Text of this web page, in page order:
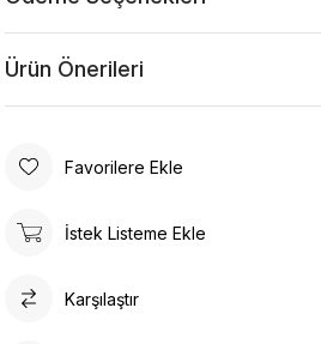
Ürün Önerileri
Favorilere Ekle
İstek Listeme Ekle
Karşılaştır